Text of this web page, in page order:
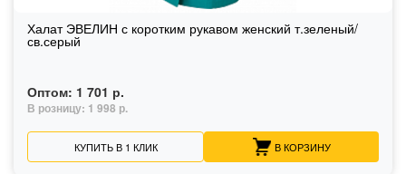
Халат ЭВЕЛИН с коротким рукавом женский т.зеленый/
св.серый
Оптом: 1 701 р.
В розницу: 1 998 р.
КУПИТЬ В 1 КЛИК В КОРЗИНУ